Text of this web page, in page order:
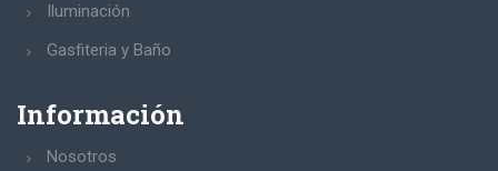
Iluminación
Gasfiteria y Baño
Información
Nosotros